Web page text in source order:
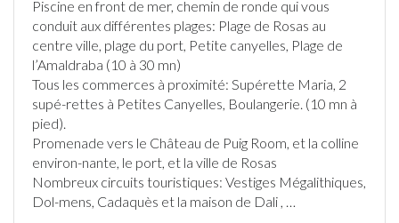
Piscine en front de mer, chemin de ronde qui vous
conduit aux différentes plages: Plage de Rosas au
centre ville, plage du port, Petite canyelles, Plage de
l’Amaldraba (10 à 30 mn)
Tous les commerces à proximité: Supérette Maria, 2
supé-rettes à Petites Canyelles, Boulangerie. (10 mn à
pied).
Promenade vers le Château de Puig Room, et la colline
environ-nante, le port, et la ville de Rosas
Nombreux circuits touristiques: Vestiges Mégalithiques,
Dol-mens, Cadaquès et la maison de Dali , …